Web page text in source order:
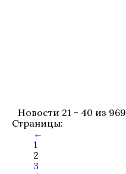
Новости 21 - 40 из 969
Страницы:
←
1
2
3